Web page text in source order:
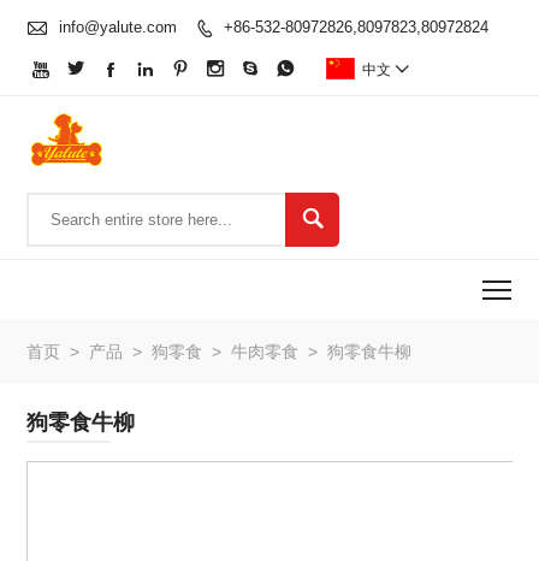
 info@yalute.com  +86-532-80972826,8097823,80972824
        中文 

首页 > 产品 > 狗零食 > 牛肉零食 > 狗零食牛柳
狗零食牛柳